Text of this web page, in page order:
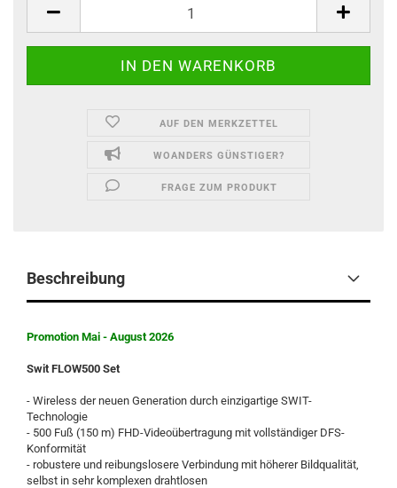
AUF DEN MERKZETTEL
WOANDERS GÜNSTIGER?
FRAGE ZUM PRODUKT
Beschreibung
Promotion Mai - August 2026
Swit FLOW500 Set
- Wireless der neuen Generation durch einzigartige SWIT-
Technologie
- 500 Fuß (150 m) FHD-Videoübertragung mit vollständiger DFS-
Konformität
- robustere und reibungslosere Verbindung mit höherer Bildqualität,
selbst in sehr komplexen drahtlosen